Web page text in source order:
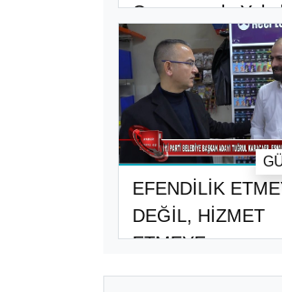
Operasyonla
EFENDİLİK
DEĞİL, HİZMET
ETMEYE